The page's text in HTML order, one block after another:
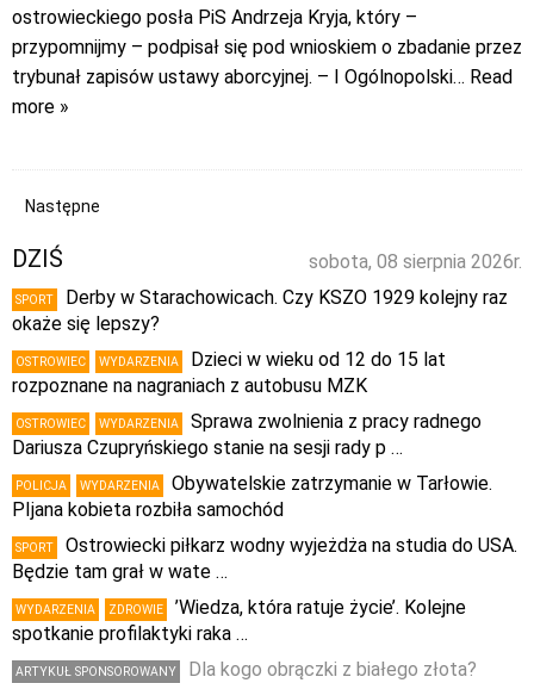
ostrowieckiego posła PiS Andrzeja Kryja, który –
przypomnijmy – podpisał się pod wnioskiem o zbadanie przez
trybunał zapisów ustawy aborcyjnej. – I Ogólnopolski… Read
more »
Następne
sobota, 08 sierpnia 2026r.
DZIŚ
SPORT
Derby w Starachowicach. Czy KSZO 1929 kolejny raz
okaże się lepszy?
OSTROWIEC WYDARZENIA
Dzieci w wieku od 12 do 15 lat
rozpoznane na nagraniach z autobusu MZK
OSTROWIEC WYDARZENIA
Sprawa zwolnienia z pracy radnego
Dariusza Czupryńskiego stanie na sesji rady p …
POLICJA WYDARZENIA
Obywatelskie zatrzymanie w Tarłowie.
PIjana kobieta rozbiła samochód
SPORT
Ostrowiecki piłkarz wodny wyjeżdża na studia do USA.
Będzie tam grał w wate …
WYDARZENIA ZDROWIE
’Wiedza, która ratuje życie’. Kolejne
spotkanie profilaktyki raka …
ARTYKUŁ SPONSOROWANY
Dla kogo obrączki z białego złota?